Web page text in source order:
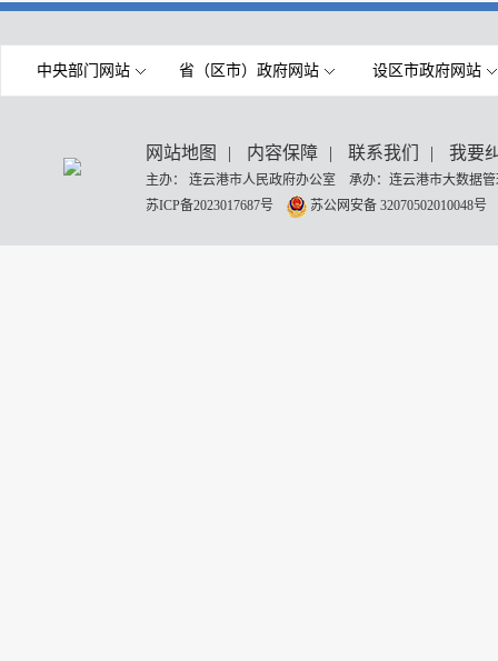
中央部门网站 省（区市）政府网站 设区市政府网站
网站地图 | 内容保障 | 联系我们 | 我要
主办： 连云港市人民政府办公室 承办：连云港市大数据
苏ICP备2023017687号
苏公网安备 32070502010048号